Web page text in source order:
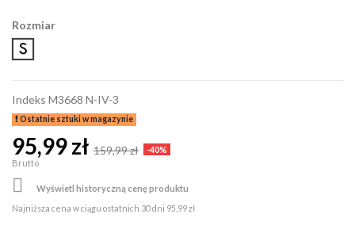
Rozmiar
S
Indeks M3668 N-IV-3
Ostatnie sztuki w magazynie
95,99 zł 159,99 zł -40%
Brutto

Wyświetl historyczną cenę produktu
Najniższa cena w ciągu ostatnich 30 dni 95,99 zł